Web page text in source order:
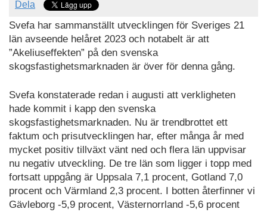
Dela
Svefa har sammanställt utvecklingen för Sveriges 21
län avseende helåret 2023 och notabelt är att
”Akeliuseffekten” på den svenska
skogsfastighetsmarknaden är över för denna gång.
Svefa konstaterade redan i augusti att verkligheten
hade kommit i kapp den svenska
skogsfastighetsmarknaden. Nu är trendbrottet ett
faktum och prisutvecklingen har, efter många år med
mycket positiv tillväxt vänt ned och flera län uppvisar
nu negativ utveckling. De tre län som ligger i topp med
fortsatt uppgång är Uppsala 7,1 procent, Gotland 7,0
procent och Värmland 2,3 procent. I botten återfinner vi
Gävleborg -5,9 procent, Västernorrland -5,6 procent